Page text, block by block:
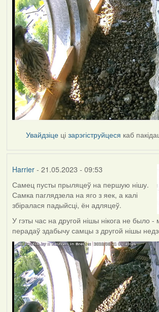
Увайдзіце цізарэгіструйцеся каб
Harrier- 21.05.2023 - 09:53
Самец пусты прыляцеў на першую нішу.
Самка паглядзела на яго з яек, а калі
збіралася падыйсці, ён адляцеў.
У гэты час на другой нішы нікога не было
перадаў здабычу самцы з другой нішы